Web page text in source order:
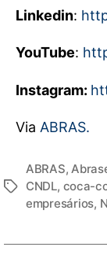
Linkedin:
YouTube:
Instagram:
Via ABRAS.
ABRAS,
CNDL, coca-
empresários,